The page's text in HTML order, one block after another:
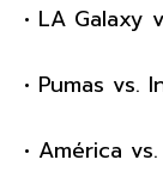
• LA Galaxy
• Pumas vs.
• América